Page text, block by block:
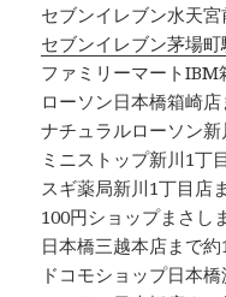
セブンイレブン水天
セブンイレブン茅場
ファミリーマート
ローソン日本橋箱崎
ナチュラルローソン
ミニストップ新川1丁
スギ薬局新川1丁目店
100円ショップまさし
日本橋三越本店まで
ドコモショップ日本